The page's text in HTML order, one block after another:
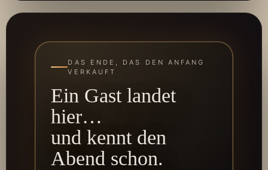
DAS ENDE, DAS DEN ANFANG
VERKAUFT
Ein Gast landet
hier…
und kennt den
Abend schon.